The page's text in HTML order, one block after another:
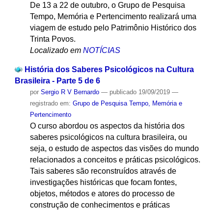
De 13 a 22 de outubro, o Grupo de Pesquisa
Tempo, Memória e Pertencimento realizará uma
viagem de estudo pelo Patrimônio Histórico dos
Trinta Povos.
Localizado em NOTÍCIAS
História dos Saberes Psicológicos na Cultura
Brasileira - Parte 5 de 6
por Sergio R V Bernardo — publicado19/09/2019 —
registrado em: Grupo de Pesquisa Tempo, Memória e
Pertencimento
O curso abordou os aspectos da história dos
saberes psicológicos na cultura brasileira, ou
seja, o estudo de aspectos das visões do mundo
relacionados a conceitos e práticas psicológicos.
Tais saberes são reconstruídos através de
investigações históricas que focam fontes,
objetos, métodos e atores do processo de
construção de conhecimentos e práticas